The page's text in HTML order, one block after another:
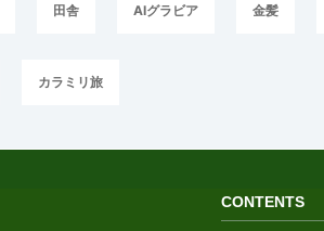
田舎 AIグラビア 金髪
カラミリ旅
CONTENTS